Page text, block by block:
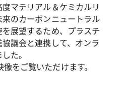
マテリアル＆ケミカルリ
のカーボンニュートラル
展望するため、プラスチ
議会と連携して、オンラ
た。
をご覧いただけます。